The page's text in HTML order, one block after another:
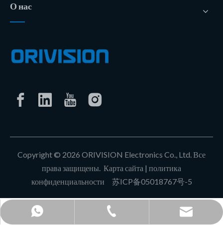
+86 18862979053
+86-0513-8102-0080
lyy@orivision.cn
О нас
Copyright © 2026 ORIVISION Electronics Co., Ltd. Все
права защищены. Карта сайта | политика
конфиденциальности
苏ICP备05018767号-5